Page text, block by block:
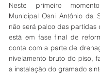
Neste primeiro
Municipal Osni Antônio da
não será palco das partidas
está em fase final de
conta com a parte de
nivelamento bruto do piso,
a instalação do gramado